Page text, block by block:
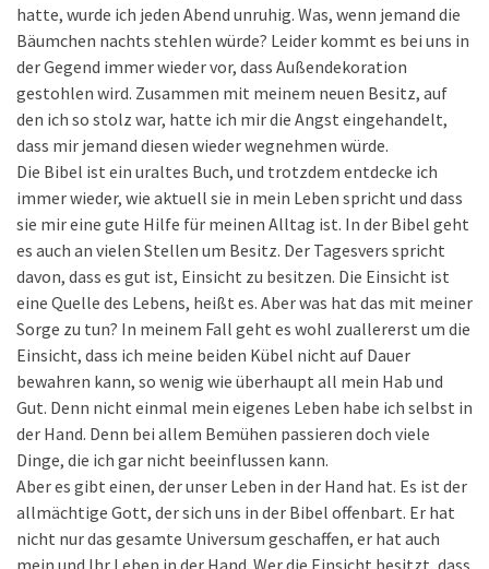
hatte, wurde ich jeden Abend unruhig. Was, wenn jemand die
Bäumchen nachts stehlen würde? Leider kommt es bei uns in
der Gegend immer wieder vor, dass Außendekoration
gestohlen wird. Zusammen mit meinem neuen Besitz, auf
den ich so stolz war, hatte ich mir die Angst eingehandelt,
dass mir jemand diesen wieder wegnehmen würde.
Die Bibel ist ein uraltes Buch, und trotzdem entdecke ich
immer wieder, wie aktuell sie in mein Leben spricht und dass
sie mir eine gute Hilfe für meinen Alltag ist. In der Bibel geht
es auch an vielen Stellen um Besitz. Der Tagesvers spricht
davon, dass es gut ist, Einsicht zu besitzen. Die Einsicht ist
eine Quelle des Lebens, heißt es. Aber was hat das mit meiner
Sorge zu tun? In meinem Fall geht es wohl zuallererst um die
Einsicht, dass ich meine beiden Kübel nicht auf Dauer
bewahren kann, so wenig wie überhaupt all mein Hab und
Gut. Denn nicht einmal mein eigenes Leben habe ich selbst in
der Hand. Denn bei allem Bemühen passieren doch viele
Dinge, die ich gar nicht beeinflussen kann.
Aber es gibt einen, der unser Leben in der Hand hat. Es ist der
allmächtige Gott, der sich uns in der Bibel offenbart. Er hat
nicht nur das gesamte Universum geschaffen, er hat auch
mein und Ihr Leben in der Hand. Wer die Einsicht besitzt, dass